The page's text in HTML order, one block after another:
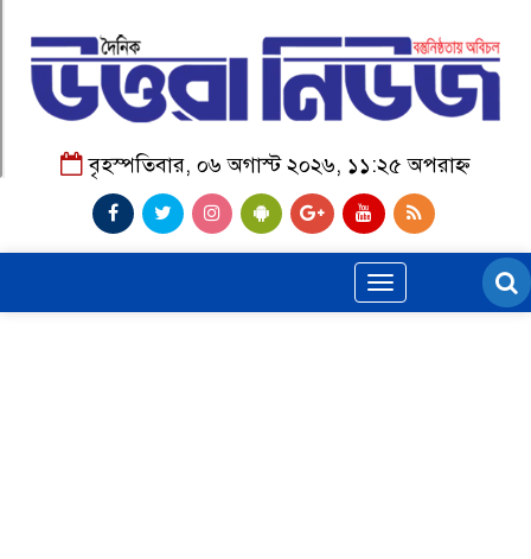
বৃহস্পতিবার, ০৬ অগাস্ট ২০২৬, ১১:২৫ অপরাহ্ন
Toggle
navigation